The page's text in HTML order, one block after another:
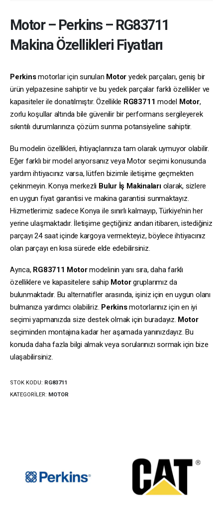
Motor– Perkins– RG83711
Makina Özellikleri Fiyatları
Perkinsmotorlar için sunulan Motor yedek parçaları, geniş bir
ürün yelpazesine sahiptir ve bu yedek parçalar farklı özellikler ve
kapasiteler ile donatılmıştır. Özellikle RG83711 model Motor,
zorlu koşullar altında bile güvenilir bir performans sergileyerek
sıkıntılı durumlarınıza çözüm sunma potansiyeline sahiptir.
Bu modelin özellikleri, ihtiyaçlarınıza tam olarak uymuyor olabilir.
Eğer farklı bir model arıyorsanız veya Motor seçimi konusunda
yardım ihtiyacınız varsa, lütfen bizimle iletişime geçmekten
çekinmeyin. Konya merkezli Bulur İş Makinalarıolarak, sizlere
en uygun fiyat garantisi ve makina garantisi sunmaktayız.
Hizmetlerimiz sadece Konya ile sınırlı kalmayıp, Türkiye’nin her
yerine ulaşmaktadır. İletişime geçtiğiniz andan itibaren, istediğiniz
parçayı 24 saat içinde kargoya vermekteyiz, böylece ihtiyacınız
olan parçayı en kısa sürede elde edebilirsiniz.
Ayrıca, RG83711 Motormodelinin yanı sıra, daha farklı
özelliklere ve kapasitelere sahip Motorgruplarımız da
bulunmaktadır. Bu alternatifler arasında, işiniz için en uygun olanı
bulmanıza yardımcı olabiliriz. Perkinsmotorlarınız için en iyi
seçimi yapmanızda size destek olmak için buradayız. Motor
seçiminden montajına kadar her aşamada yanınızdayız. Bu
konuda daha fazla bilgi almak veya sorularınızı sormak için bize
ulaşabilirsiniz.
STOK KODU: RG83711
KATEGORILER: MOTOR